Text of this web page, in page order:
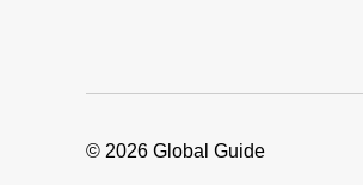
© 2026 Global Guide